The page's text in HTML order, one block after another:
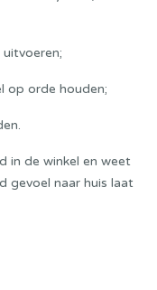
op orde houden;
in de winkel en weet
gevoel naar huis laat